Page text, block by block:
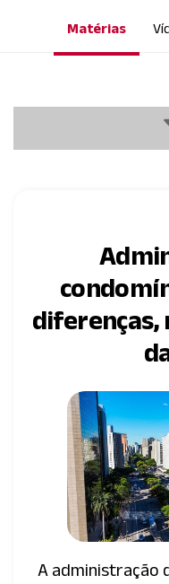
Matérias
Gestão
Dicas
Lello
E-
diferenças,
A administração